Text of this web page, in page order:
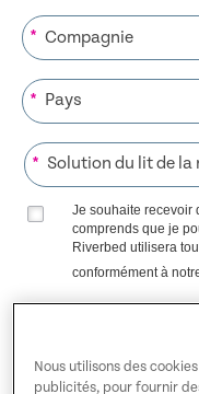
*
*
*
Je souhaite recevoir
comprends que je
Riverbed utilisera
conformément à
Nous utilisons des
publicités, pour fournir